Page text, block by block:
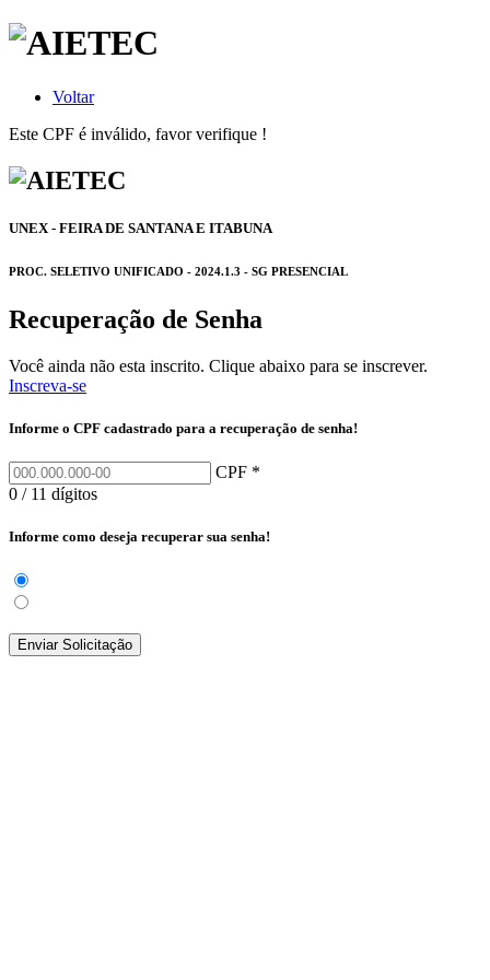
Voltar
Este CPF é inválido, favor verifique !
UNEX - FEIRA DE SANTANA E ITABUNA
PROC. SELETIVO UNIFICADO - 2024.1.3 - SG PRESENCIAL
Recuperação de Senha
Você ainda não esta inscrito. Clique abaixo para se inscrever.
Inscreva-se
Informe o CPF cadastrado para a recuperação de senha!
CPF *
0 / 11 dígitos
Informe como deseja recuperar sua senha!
Enviar Solicitação